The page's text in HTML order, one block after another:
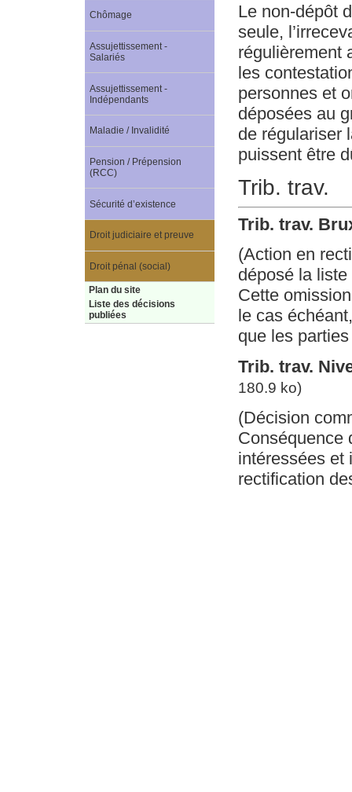
Le non-dépôt
seule,
régulièrement
les
personnes et
déposées au
de régulariser
puissent être
Trib. trav.
Trib. trav.
(Action en
déposé la
Cette
le cas
que les
Trib. trav.
180.9 ko)
(Décision
Conséquence
intéressées et
rectification
Chômage
Assujettissement -
Salariés
Assujettissement -
Indépendants
Maladie / Invalidité
Pension / Prépension
(RCC)
Sécurité d’existence
Droit judiciaire et preuve
Droit pénal (social)
Plan du site
Liste des décisions
publiées